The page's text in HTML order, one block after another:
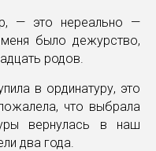
— это нереально —
было дежурство,
родов.
в ординатуру, это
что выбрала
вернулась в наш
два года.